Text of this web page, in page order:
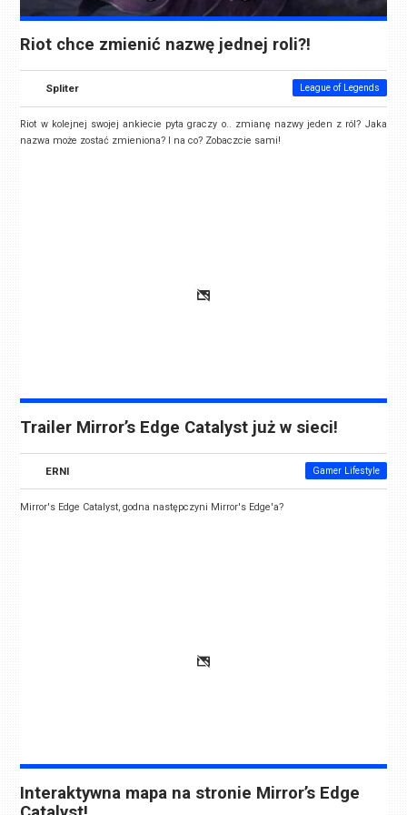
Riot chce zmienić nazwę jednej roli?!
Spliter League of Legends
Riot w kolejnej swojej ankiecie pyta graczy o.. zmianę nazwy jeden z ról? Jaka
nazwa może zostać zmieniona? I na co? Zobaczcie sami!
Trailer Mirror’s Edge Catalyst już w sieci!
ERNI Gamer Lifestyle
Mirror's Edge Catalyst, godna następczyni Mirror's Edge'a?
Interaktywna mapa na stronie Mirror’s Edge